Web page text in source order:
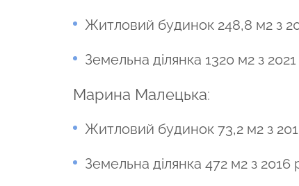
Житловий будинок 248,8 м2 з
Земельна ділянка 1320 м2 з
Марина Малецька:
Житловий будинок 73,2 м2 з
Земельна ділянка 472 м2 з 2016